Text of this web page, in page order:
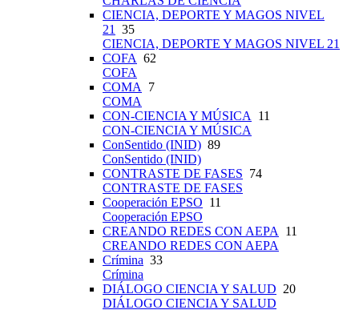
CIENCIA, DEPORTE Y MAGOS NIVEL
21
35
CIENCIA, DEPORTE Y MAGOS NIVEL 21
COFA 62
COFA
COMA
7
COMA
CON-CIENCIA Y MÚSICA
11
CON-CIENCIA Y MÚSICA
ConSentido (INID) 89
ConSentido (INID)
CONTRASTE DE FASES 74
CONTRASTE DE FASES
Cooperación EPSO 11
Cooperación EPSO
CREANDO REDES CON AEPA
11
CREANDO REDES CON AEPA
Crímina 33
Crímina
DIÁLOGO CIENCIA Y SALUD 20
DIÁLOGO CIENCIA Y SALUD